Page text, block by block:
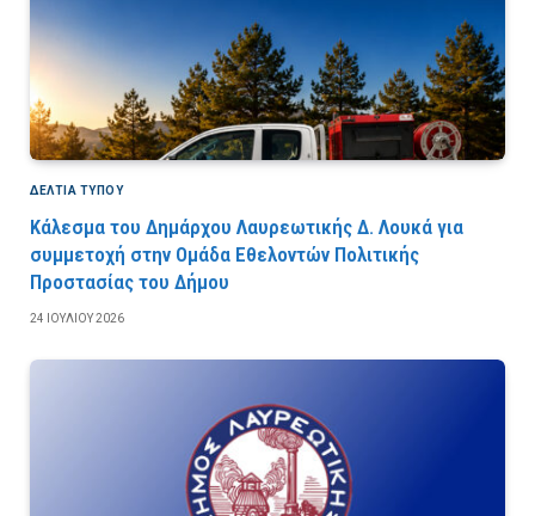
ΔΕΛΤΙΑ ΤΥΠΟΥ
Κάλεσμα του Δημάρχου Λαυρεωτικής Δ. Λουκά για
συμμετοχή στην Ομάδα Εθελοντών Πολιτικής
Προστασίας του Δήμου
24 ΙΟΥΛΊΟΥ 2026